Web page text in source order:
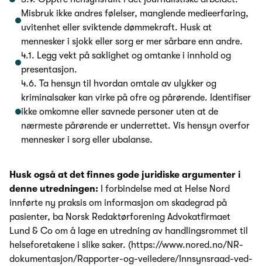
Misbruk ikke andres følelser, manglende medieerfaring,
uvitenhet eller sviktende dømmekraft. Husk at
mennesker i sjokk eller sorg er mer sårbare enn andre.
4.1. Legg vekt på saklighet og omtanke i innhold og
presentasjon.
4.6. Ta hensyn til hvordan omtale av ulykker og
kriminalsaker kan virke på ofre og pårørende. Identifiser
ikke omkomne eller savnede personer uten at de
nærmeste pårørende er underrettet. Vis hensyn overfor
mennesker i sorg eller ubalanse.
Husk også at det finnes gode juridiske argumenter i
denne utredningen:
I forbindelse med at Helse Nord
innførte ny praksis om informasjon om skadegrad på
pasienter, ba Norsk Redaktørforening Advokatfirmaet
Lund & Co om å lage en utredning av handlingsrommet til
helseforetakene i slike saker. (https://www.nored.no/NR-
dokumentasjon/Rapporter-og-veiledere/Innsynsraad-ved-